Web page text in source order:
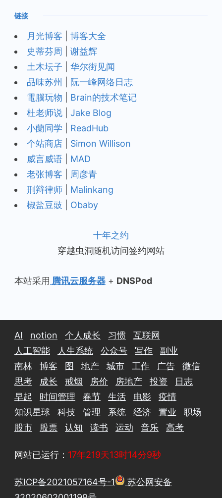
链接
月光博客
博客大全
史蒂芬周
谢益辉
土木坛子
华尔街见闻
品味苏州
阮一峰网络日志
電腦玩物
Brain的技术笔记
杜老师说
Jake Blog
小蘭同学
ReadHub
个站商店
Simon Willison
威言威语
MAD
老张博客
周彦青
刑辩律师
Malinkang
椒盐豆豉
Obaby
十年之约
穿越虫洞随机访问签约网站
本站采用 腾讯云服务器 + DNSPod
AI notion 个人成长 习惯
互联网
人工智能
人生系统 公众号 写作
副业
南林
博客 图 地产 城市 工作 广告
微信
思考
成长 戒烟 房价 房地产 投资
日志
早起
时间管理 春节 生活 电影
疫情
知识星球
科技 管理 系统 经济 置业
职场
股市
股票 认知 读书 运动 音乐 高考
网站已运行： 17年219天13时14分9秒
苏ICP备2021057164号-1
苏公网安备